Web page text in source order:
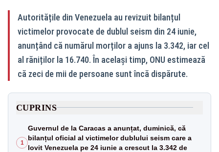
Autoritățile din Venezuela au revizuit bilanțul
victimelor provocate de dublul seism din 24 iunie,
anunțând că numărul morților a ajuns la 3.342, iar cel
al răniților la 16.740. În același timp, ONU estimează
că zeci de mii de persoane sunt încă dispărute.
CUPRINS
1
Guvernul de la Caracas a anunțat, duminică, că
bilanțul oficial al victimelor dublului seism care a
lovit Venezuela pe 24 iunie a crescut la 3.342 de